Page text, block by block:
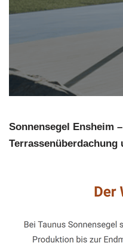
Sonnensegel Ensheim –
Terrassenüberdachung